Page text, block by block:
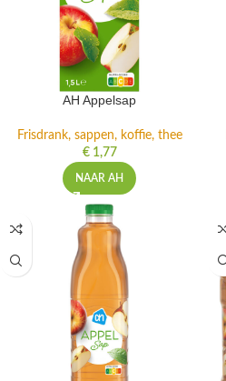
AH Appelsap
Frisdrank, sappen, koffie, thee
€1,77
NAAR AH